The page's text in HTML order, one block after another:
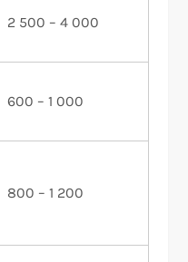
2 500 – 4 000
600 – 1 000
800 – 1 200